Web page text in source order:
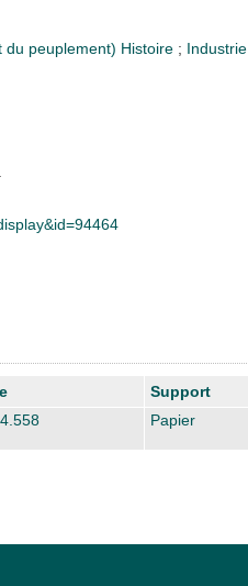
du peuplement) Histoire ; Industrie
Support
Papier